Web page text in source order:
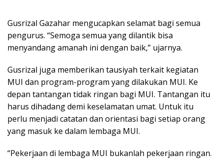
Gusrizal Gazahar mengucapkan selamat bagi semua
pengurus. “Semoga semua yang dilantik bisa
menyandang amanah ini dengan baik,” ujarnya.
Gusrizal juga memberikan tausiyah terkait kegiatan
MUI dan program-program yang dilakukan MUI. Ke
depan tantangan tidak ringan bagi MUI. Tantangan itu
harus dihadang demi keselamatan umat. Untuk itu
perlu menjadi catatan dan orientasi bagi setiap orang
yang masuk ke dalam lembaga MUI.
“Pekerjaan di lembaga MUI bukanlah pekerjaan ringan.